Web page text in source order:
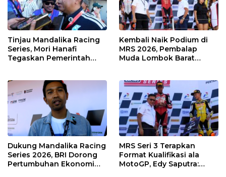
Tinjau Mandalika Racing
Series, Mori Hanafi
Tegaskan Pemerintah
Kembali Naik Podium di
MRS 2026, Pembalap
Muda Lombok Barat
Dukung Mandalika Racing
Series 2026, BRI Dorong
Pertumbuhan Ekonomi
MRS Seri 3 Terapkan
Format Kualifikasi ala
MotoGP, Edy Saputra: